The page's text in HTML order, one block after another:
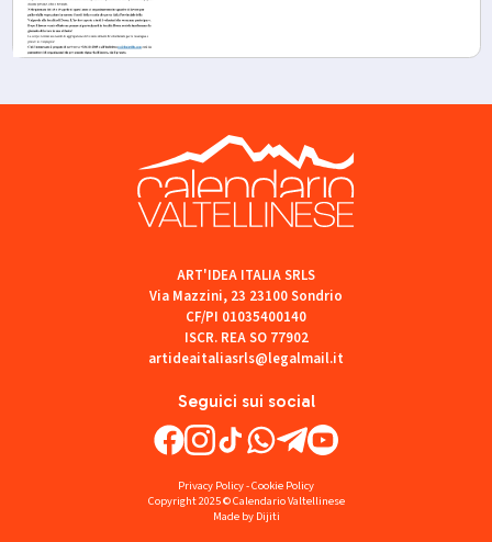
Seguici sui social
ART'IDEA ITALIA SRLS
Via Mazzini, 23 23100 Sondrio
CF/PI 01035400140
ISCR. REA SO 77902
artideaitaliasrls@legalmail.it
Privacy Policy-Cookie Policy
Copyright 2025 © Calendario Valtellinese
Made by Dijiti